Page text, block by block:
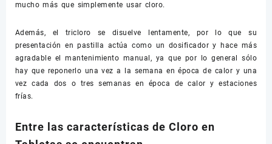
mucho más que simplemente usar cloro.
Además, el tricloro se disuelve lentamente, por lo que su
presentación en pastilla actúa como un dosificador y hace más
agradable el mantenimiento manual, ya que por lo general sólo
hay que reponerlo una vez a la semana en época de calor y una
vez cada dos o tres semanas en época de calor y estaciones
frías.
Entre las características de Cloro en